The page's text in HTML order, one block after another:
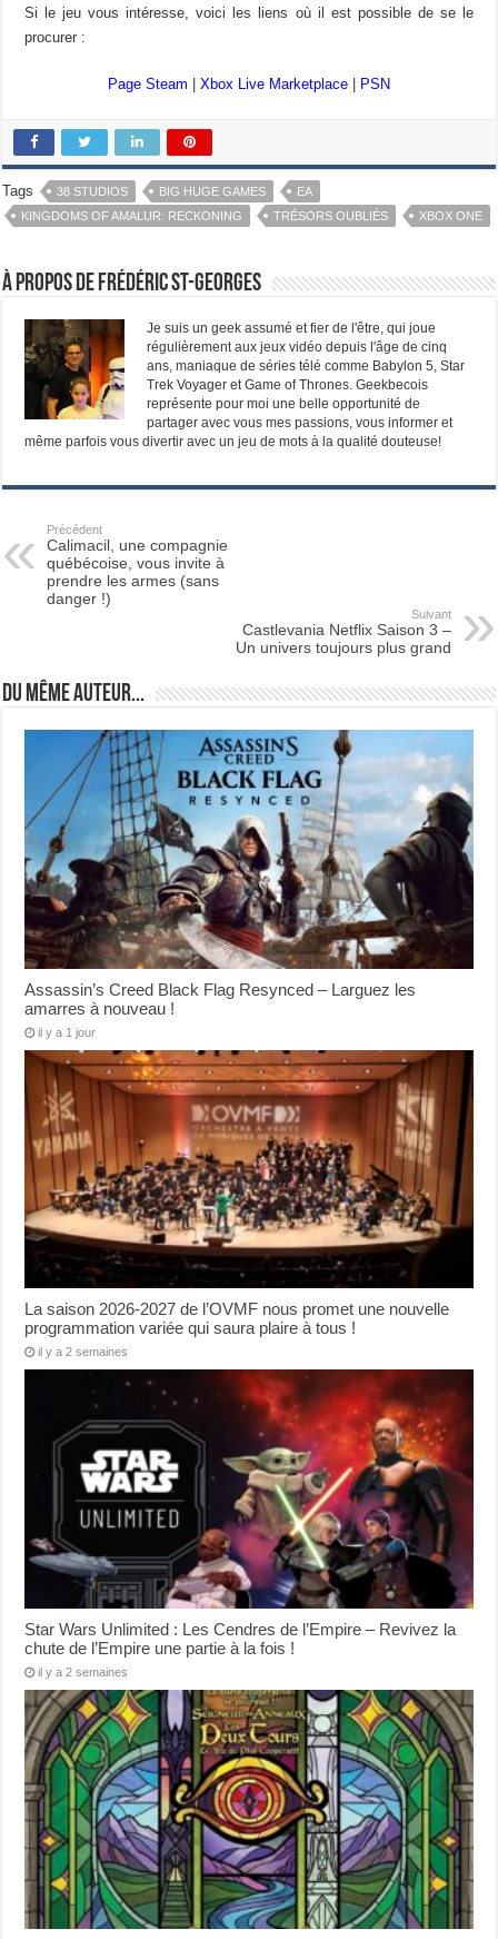
Si le jeu vous intéresse, voici les liens où il est possible de se le
procurer :
Page Steam Xbox Live Marketplace| PSN
Tags 38 STUDIOS BIG HUGE GAMES
EA
KINGDOMS OF AMALUR: RECKONING
TRÉSORS OUBLIÉS XBOX ONE
À propos de Frédéric St-Georges
Je suis un geek assumé et fier de l'être, qui joue
régulièrement aux jeux vidéo depuis l'âge de cinq
ans, maniaque de séries télé comme Babylon 5, Star
Trek Voyager et Game of Thrones. Geekbecois
représente pour moi une belle opportunité de
partager avec vous mes passions, vous informer et
même parfois vous divertir avec un jeu de mots à la qualité douteuse!
Précédent
Calimacil, une compagnie
québécoise, vous invite à
prendre les armes (sans
danger !)
Suivant
Castlevania Netflix Saison 3 –
Un univers toujours plus grand
Du même auteur...
Assassin’s Creed Black Flag Resynced – Larguez les
amarres à nouveau !
il y a 1 jour
La saison 2026-2027 de l’OVMF nous promet une nouvelle
programmation variée qui saura plaire à tous !
il y a 2 semaines
Star Wars Unlimited : Les Cendres de l’Empire – Revivez la
chute de l’Empire une partie à la fois !
il y a 2 semaines